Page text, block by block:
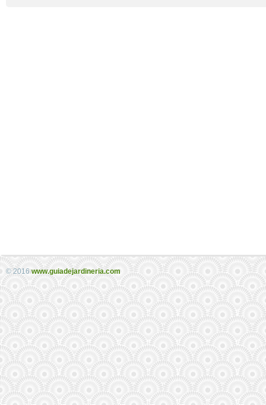
© 2016 www.guiadejardineria.com